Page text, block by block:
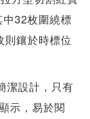
32枚圍繞標
則鑲於時標位
潔設計，只有
示，易於閱